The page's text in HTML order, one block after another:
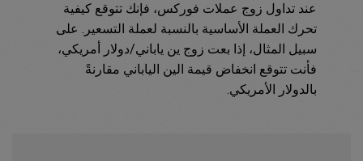
عند تداول زوج عملات فوركس، فإنك تتوقع كيفية
تحرك العملة الأساسية بالنسبة لعملة التسعير. على
سبيل المثال، إذا بعت زوج ين ياباني/دولار أمريكي،
فأنت تتوقع انخفاض قيمة الين الياباني مقارنةً
بالدولار الأمريكي.